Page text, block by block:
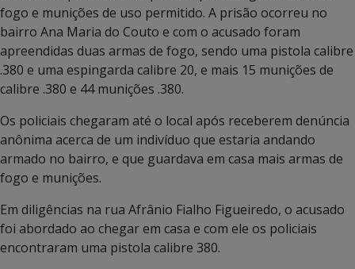
fogo e munições de uso permitido. A prisão ocorreu no
bairro Ana Maria do Couto e com o acusado foram
apreendidas duas armas de fogo, sendo uma pistola calibre
.380 e uma espingarda calibre 20, e mais 15 munições de
calibre .380 e 44 munições .380.
Os policiais chegaram até o local após receberem denúncia
anônima acerca de um indivíduo que estaria andando
armado no bairro, e que guardava em casa mais armas de
fogo e munições.
Em diligências na rua Afrânio Fialho Figueiredo, o acusado
foi abordado ao chegar em casa e com ele os policiais
encontraram uma pistola calibre 380.